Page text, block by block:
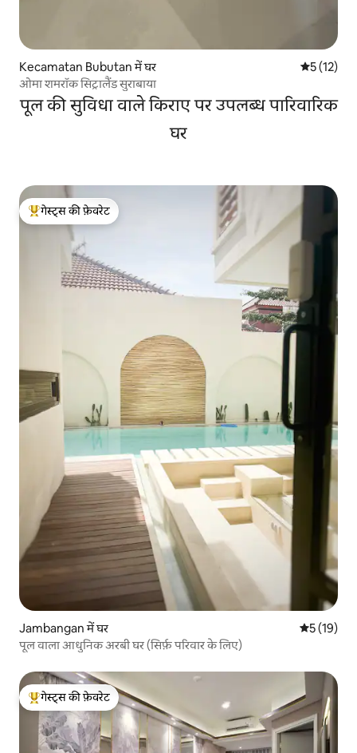
Kecamatan Bubutan में घर औसत रेटिंग
5 (12)
ओमा शमरॉक सिट्रालैंड सुराबाया
पूल की सुविधा वाले किराए पर उपलब्ध पारिवारिक
घर
गेस्ट्स का टॉप फ़ेवरेट
गेस्ट्स की फ़ेवरेट
Jambangan में घर औसत रेटिंग
5 (19)
पूल वाला आधुनिक अरबी घर (सिर्फ़ परिवार के लिए)
गेस्ट्स का टॉप फ़ेवरेट
गेस्ट्स की फ़ेवरेट